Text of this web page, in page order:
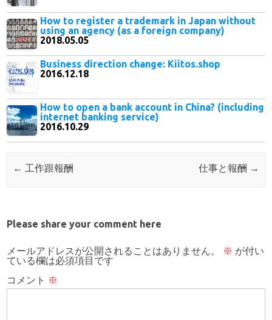
How to register a trademark in Japan without
using an agency (as a foreign company)
2018.05.05
Business direction change: Kiitos.shop
2016.12.18
How to open a bank account in China? (including
internet banking service)
2016.10.29
Post navigation
← 工作跟報酬 仕事と報酬 →
Please share your comment here
メールアドレスが公開されることはありません。 ※ が付い
ている欄は必須項目です
コメント ※